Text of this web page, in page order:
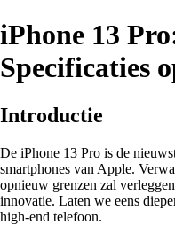
iPhone 13
Specificaties
Introductie
De iPhone 13 Pro is de
smartphones van Apple.
opnieuw grenzen zal
innovatie. Laten we eens
high-end telefoon.